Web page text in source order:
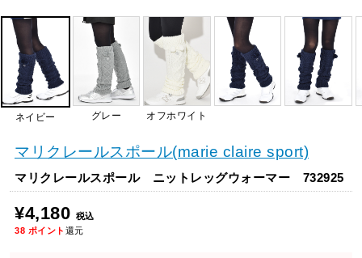
ネイビー グレー オフホワイト
マリクレールスポール(marie claire sport)
マリクレールスポール ニットレッグウォーマー 732925
¥4,180 税込
38 ポイント 還元